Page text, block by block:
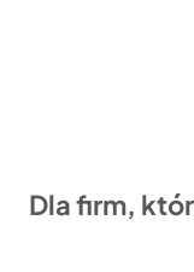
Dla firm,